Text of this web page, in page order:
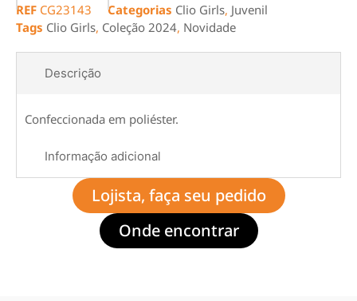
REF CG23143 Categorias Clio Girls, Juvenil
Tags Clio Girls, Coleção 2024, Novidade
Descrição
Informação adicional
Confeccionada em poliéster.
Lojista, faça seu pedido
Onde encontrar